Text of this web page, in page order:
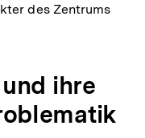
des Zentrums
ihre